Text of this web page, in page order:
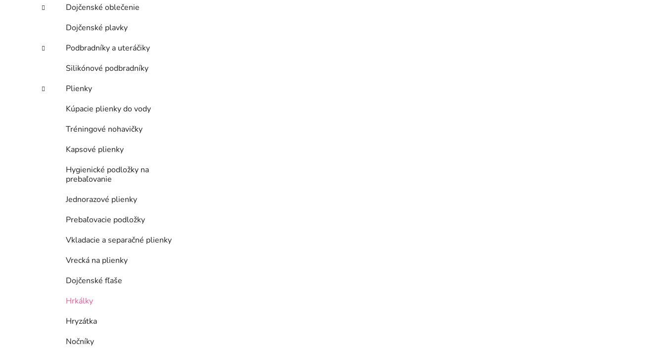
Dojčenské oblečenie
Dojčenské plavky
Podbradníky a uteráčiky
Silikónové podbradníky
Plienky
Kúpacie plienky do vody
Tréningové nohavičky
Kapsové plienky
Hygienické podložky na
prebaľovanie
Jednorazové plienky
Prebaľovacie podložky
Vkladacie a separačné plienky
Vrecká na plienky
Dojčenské fľaše
Hrkálky
Hryzátka
Nočníky